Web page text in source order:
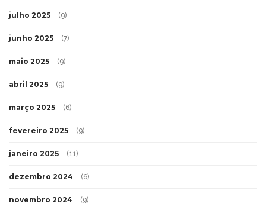
julho 2025 (9)
junho 2025 (7)
maio 2025 (9)
abril 2025 (9)
março 2025 (6)
fevereiro 2025 (9)
janeiro 2025 (11)
dezembro 2024 (6)
novembro 2024 (9)